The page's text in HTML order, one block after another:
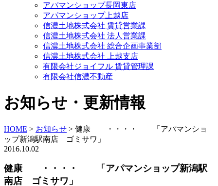
アパマンショップ長岡東店
アパマンショップ上越店
信濃土地株式会社 賃貸営業課
信濃土地株式会社 法人営業課
信濃土地株式会社 総合企画事業部
信濃土地株式会社 上越支店
有限会社ジョイフル 賃貸管理課
有限会社信濃不動産
お知らせ・更新情報
HOME > お知らせ > 健康 ・・・・ 「アパマンショ
ップ新潟駅南店 ゴミサワ」
2016.10.02
健康 ・・・・ 「アパマンショップ新潟駅
南店 ゴミサワ」